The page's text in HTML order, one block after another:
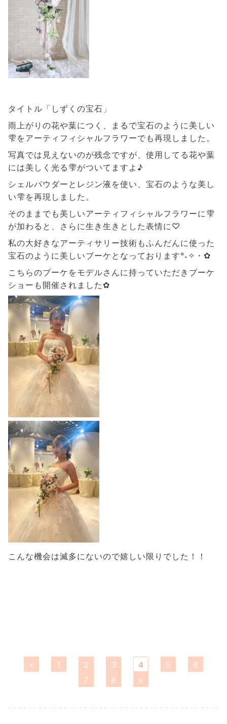
タイトル「しずくの宝石」
雨上がりの花や葉につく、まるで宝石のように美しい
雫をアーティフィシャルフラワーでも再現しました。
写真では見えないのが残念ですが、使用してる花や葉
には美しく光る雫がついてますよ♪
シェルパウダーとレジン液を使い、宝石のような美し
い雫を再現しました。
そのままでも美しいアーティフィシャルフラワーに雫
が加わると、さらに生き生きとした表情に♡
私の大好きなアーティサリー技術もふんだんに使った
宝石のように美しいブーケとなっております°˖✧・✿
こちらのブーケをモデルさんに持っていただきブーケ
ショーも開催されました✿
こんな機会は滅多にないので嬉しい限りでした！！
« 1 2 3 4 5
6
7
8 »